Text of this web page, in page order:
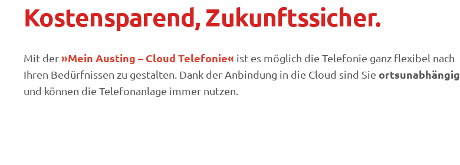
Kostensparend, Zukunftssicher.
Mit der»Mein Austing – Cloud Telefonie« ist es möglich die Telefonie ganz flexibel nach
Ihren Bedürfnissen zu gestalten. Dank der Anbindung in die Cloud sind Sie ortsunabhängig
und können die Telefonanlage immer nutzen.